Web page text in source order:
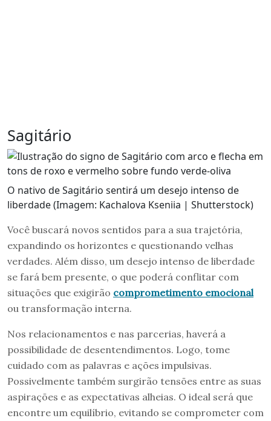
Sagitário
O nativo de Sagitário sentirá um desejo intenso de
liberdade (Imagem: Kachalova Kseniia | Shutterstock)
Você buscará novos sentidos para a sua trajetória,
expandindo os horizontes e questionando velhas
verdades. Além disso, um desejo intenso de liberdade
se fará bem presente, o que poderá conflitar com
situações que exigirão comprometimento emocional
ou transformação interna.
Nos relacionamentos e nas parcerias, haverá a
possibilidade de desentendimentos. Logo, tome
cuidado com as palavras e ações impulsivas.
Possivelmente também surgirão tensões entre as suas
aspirações e as expectativas alheias. O ideal será que
encontre um equilíbrio, evitando se comprometer com